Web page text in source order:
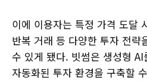
이에 이용자는 특정 가격 도달
반복 거래 등 다양한 투자 전략
수 있게 됐다. 빗썸은 생성형
자동화된 투자 환경을 구축할